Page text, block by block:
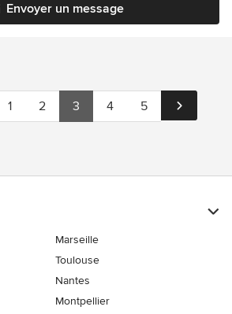
Envoyer un message
1 2 3 4 5
Marseille
Toulouse
Nantes
Montpellier